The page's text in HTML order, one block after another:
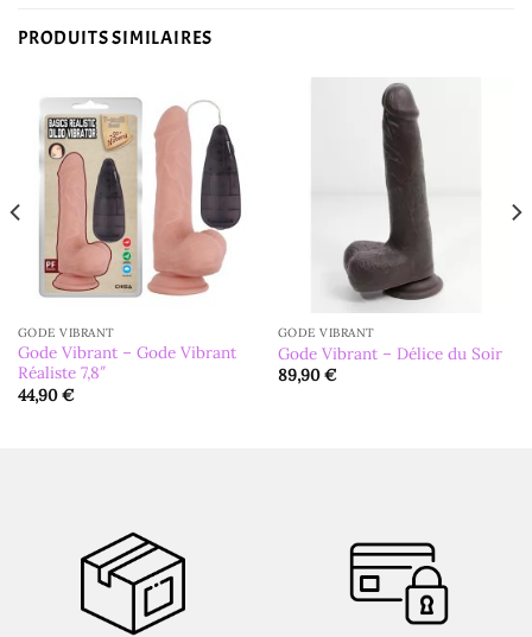
PRODUITS SIMILAIRES
GODE VIBRANT
Gode Vibrant – Gode Vibrant
Réaliste 7,8″
44,90€
GODE VIBRANT
Gode Vibrant – Délice du Soir
89,90€